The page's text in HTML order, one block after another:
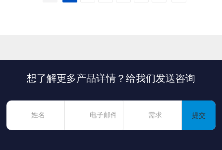
想了解更多产品详情？给我们发送咨询
提交